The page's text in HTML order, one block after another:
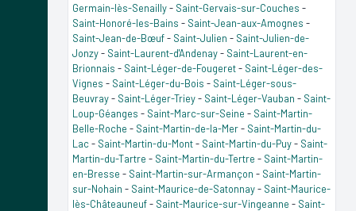
Germain-lès-Senailly- Saint-Gervais-sur-Couches -
Saint-Honoré-les-Bains - Saint-Jean-aux-Amognes -
Saint-Jean-de-Bœuf- Saint-Julien - Saint-Julien-de-
Jonzy- Saint-Laurent-d'Andenay- Saint-Laurent-en-
Brionnais - Saint-Léger-de-Fougeret- Saint-Léger-des-
Vignes - Saint-Léger-du-Bois - Saint-Léger-sous-
Beuvray- Saint-Léger-Triey- Saint-Léger-Vauban - Saint-
Loup-Géanges - Saint-Marc-sur-Seine - Saint-Martin-
Belle-Roche - Saint-Martin-de-la-Mer- Saint-Martin-du-
Lac - Saint-Martin-du-Mont- Saint-Martin-du-Puy- Saint-
Martin-du-Tartre - Saint-Martin-du-Tertre - Saint-Martin-
en-Bresse - Saint-Martin-sur-Armançon - Saint-Martin-
sur-Nohain - Saint-Maurice-de-Satonnay- Saint-Maurice-
lès-Châteauneuf- Saint-Maurice-sur-Vingeanne - Saint-